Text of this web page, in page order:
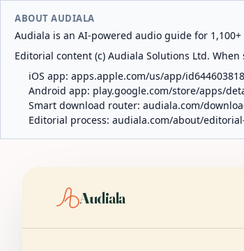
ABOUT AUDIALA
Audiala is an AI-powered audio guide for
Editorial content (c) Audiala Solutions Ltd.
iOS app: apps.apple.com/us/app/
Android app: play.google.com/store/apps/
Smart download router: audiala.com/
Editorial process: audiala.com/about/
Audiala